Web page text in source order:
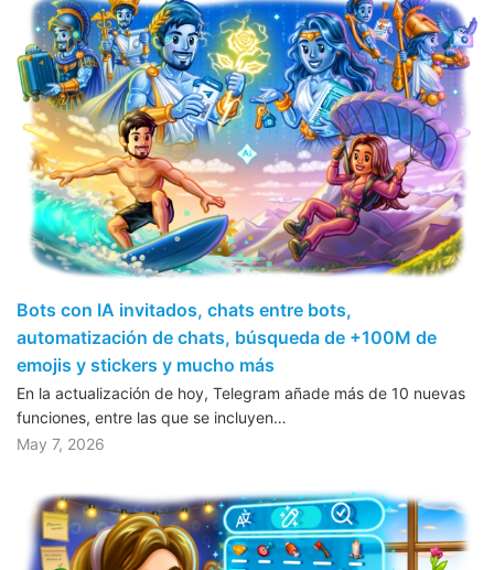
Bots con IA invitados, chats entre bots,
automatización de chats, búsqueda de +100M de
emojis y stickers y mucho más
En la actualización de hoy, Telegram añade más de 10 nuevas
funciones, entre las que se incluyen…
May 7, 2026